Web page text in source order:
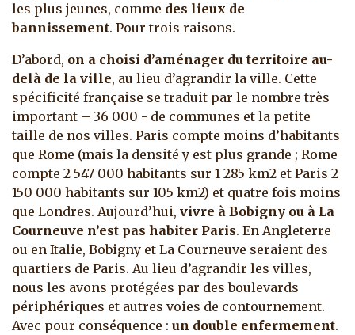
les plus jeunes, comme des lieux de
bannissement. Pour trois raisons.
D’abord, on a choisi d’aménager du territoire au-
delà de la ville, au lieu d’agrandir la ville. Cette
spécificité française se traduit par le nombre très
important – 36 000 - de communes et la petite
taille de nos villes. Paris compte moins d’habitants
que Rome (mais la densité y est plus grande ; Rome
compte 2 547 000 habitants sur 1 285 km2 et Paris 2
150 000 habitants sur 105 km2) et quatre fois moins
que Londres. Aujourd’hui, vivre à Bobigny ou à La
Courneuve n’est pas habiter Paris. En Angleterre
ou en Italie, Bobigny et La Courneuve seraient des
quartiers de Paris. Au lieu d’agrandir les villes,
nous les avons protégées par des boulevards
périphériques et autres voies de contournement.
Avec pour conséquence : un double enfermement.